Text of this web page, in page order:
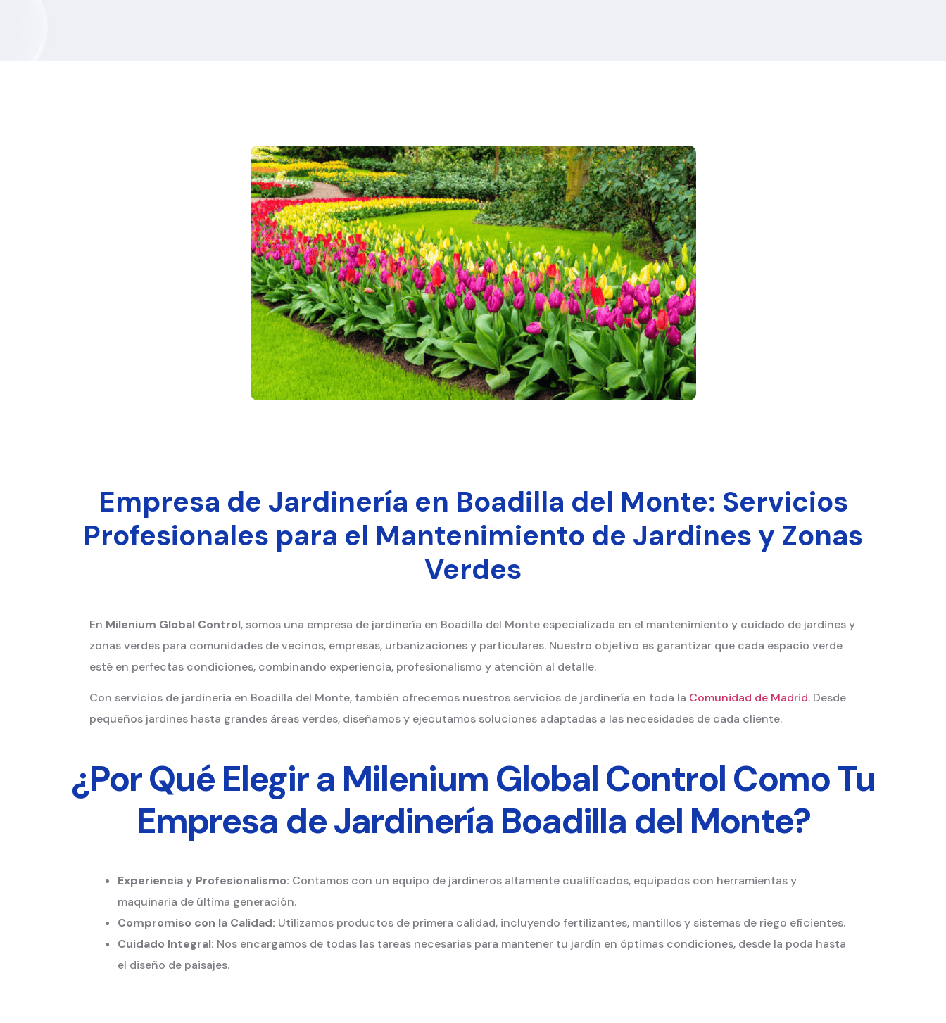
Empresa de Jardinería en Boadilla del Monte: Servicios
Profesionales para el Mantenimiento de Jardines y Zonas
Verdes
En Milenium Global Control, somos una empresa de jardinería en Boadilla del Monte especializada en el mantenimiento y cuidado de jardines y
zonas verdes para comunidades de vecinos, empresas, urbanizaciones y particulares. Nuestro objetivo es garantizar que cada espacio verde
esté en perfectas condiciones, combinando experiencia, profesionalismo y atención al detalle.
Con servicios de jardineria en Boadilla del Monte, también ofrecemos nuestros servicios de jardinería en toda la Comunidad de Madrid. Desde
pequeños jardines hasta grandes áreas verdes, diseñamos y ejecutamos soluciones adaptadas a las necesidades de cada cliente.
¿Por Qué Elegir a Milenium Global Control Como Tu
Empresa de Jardinería Boadilla del Monte?
Experiencia y Profesionalismo: Contamos con un equipo de jardineros altamente cualificados, equipados con herramientas y
maquinaria de última generación.
Compromiso con la Calidad: Utilizamos productos de primera calidad, incluyendo fertilizantes, mantillos y sistemas de riego eficientes.
Cuidado Integral: Nos encargamos de todas las tareas necesarias para mantener tu jardín en óptimas condiciones, desde la poda hasta
el diseño de paisajes.